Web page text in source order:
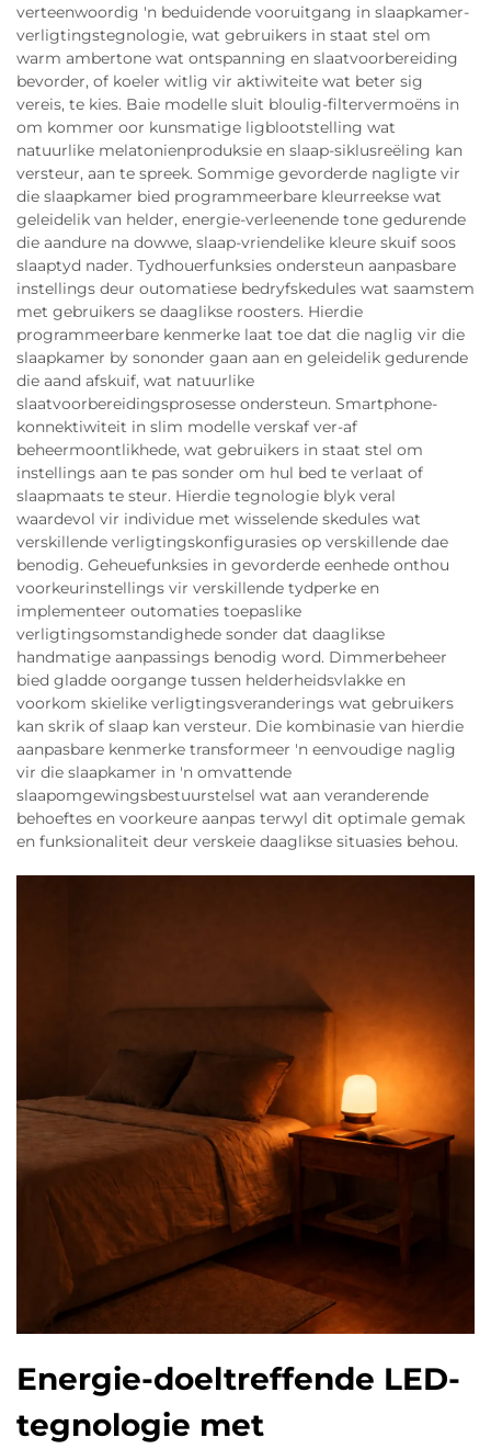
verteenwoordig 'n beduidende vooruitgang in slaapkamer-
verligtingstegnologie, wat gebruikers in staat stel om
warm ambertone wat ontspanning en slaatvoorbereiding
bevorder, of koeler witlig vir aktiwiteite wat beter sig
vereis, te kies. Baie modelle sluit bloulig-filtervermoëns in
om kommer oor kunsmatige ligblootstelling wat
natuurlike melatonienproduksie en slaap-siklusreëling kan
versteur, aan te spreek. Sommige gevorderde nagligte vir
die slaapkamer bied programmeerbare kleurreekse wat
geleidelik van helder, energie-verleenende tone gedurende
die aandure na dowwe, slaap-vriendelike kleure skuif soos
slaaptyd nader. Tydhouerfunksies ondersteun aanpasbare
instellings deur outomatiese bedryfskedules wat saamstem
met gebruikers se daaglikse roosters. Hierdie
programmeerbare kenmerke laat toe dat die naglig vir die
slaapkamer by sononder gaan aan en geleidelik gedurende
die aand afskuif, wat natuurlike
slaatvoorbereidingsprosesse ondersteun. Smartphone-
konnektiwiteit in slim modelle verskaf ver-af
beheermoontlikhede, wat gebruikers in staat stel om
instellings aan te pas sonder om hul bed te verlaat of
slaapmaats te steur. Hierdie tegnologie blyk veral
waardevol vir individue met wisselende skedules wat
verskillende verligtingskonfigurasies op verskillende dae
benodig. Geheuefunksies in gevorderde eenhede onthou
voorkeurinstellings vir verskillende tydperke en
implementeer outomaties toepaslike
verligtingsomstandighede sonder dat daaglikse
handmatige aanpassings benodig word. Dimmerbeheer
bied gladde oorgange tussen helderheidsvlakke en
voorkom skielike verligtingsveranderings wat gebruikers
kan skrik of slaap kan versteur. Die kombinasie van hierdie
aanpasbare kenmerke transformeer 'n eenvoudige naglig
vir die slaapkamer in 'n omvattende
slaapomgewingsbestuurstelsel wat aan veranderende
behoeftes en voorkeure aanpas terwyl dit optimale gemak
en funksionaliteit deur verskeie daaglikse situasies behou.
Energie-doeltreffende LED-
tegnologie met